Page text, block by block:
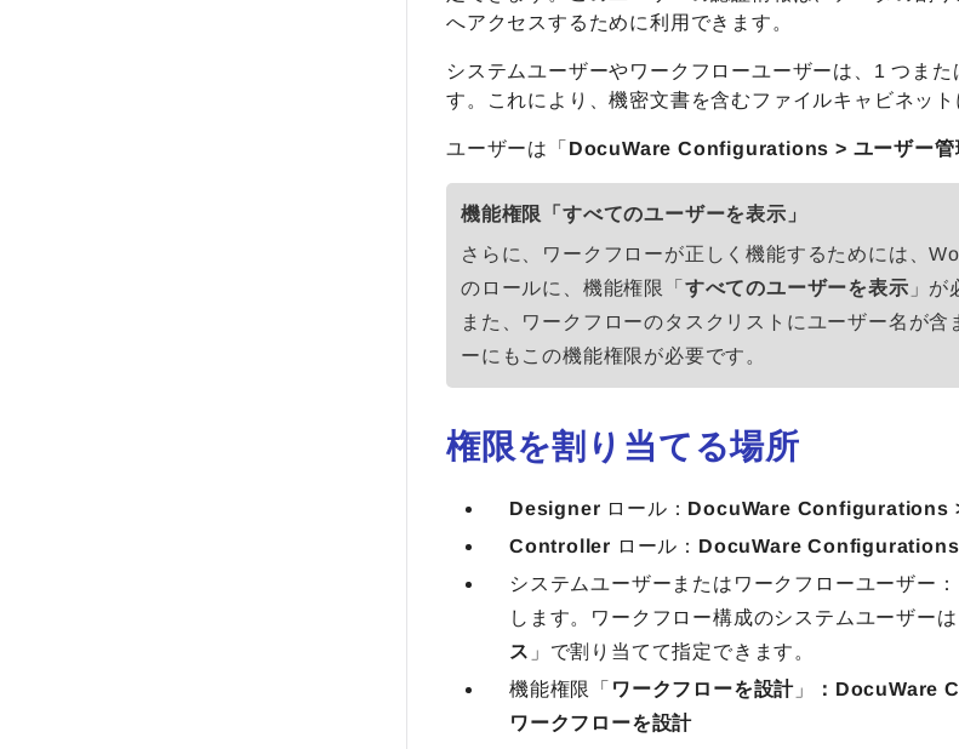
へアクセスするために利用できます。
システムユーザーやワークフローユーザーは、1 つま
す。これにより、機密文書を含むファイルキャビネッ
ユーザーは「 DocuWare Configurations > ユーザー管
機能権限「すべてのユーザーを表示」
さらに、ワークフローが正しく機能するためには、
のロールに、機能権限「 すべてのユーザーを表示 」が
また、ワークフローのタスクリストにユーザー名が
ーにもこの機能権限が必要です。
権限を割り当てる場所
Designer ロール： DocuWare Configurations
Controller ロール： DocuWare
システムユーザーまたはワークフローユーザー：
します。ワークフロー構成のシステムユーザーは
ス 」で割り当てて指定できます。
機能権限「 ワークフローを設計 」
：DocuWare
ワークフローを設計